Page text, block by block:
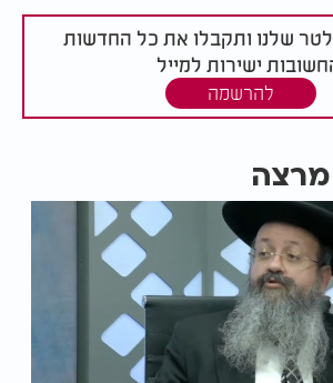
שלנו ותקבלו את כל החדשות
ישירות למייל
להרשמה
מרצה